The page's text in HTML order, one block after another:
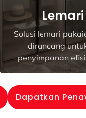
Meja rias
dan mudah
agar
Dapatkan